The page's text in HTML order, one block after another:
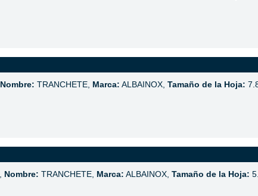
Nombre: TRANCHETE, Marca: ALBAINOX, Tamaño de la Hoja:
Nombre: TRANCHETE, Marca: ALBAINOX, Tamaño de la Hoja: